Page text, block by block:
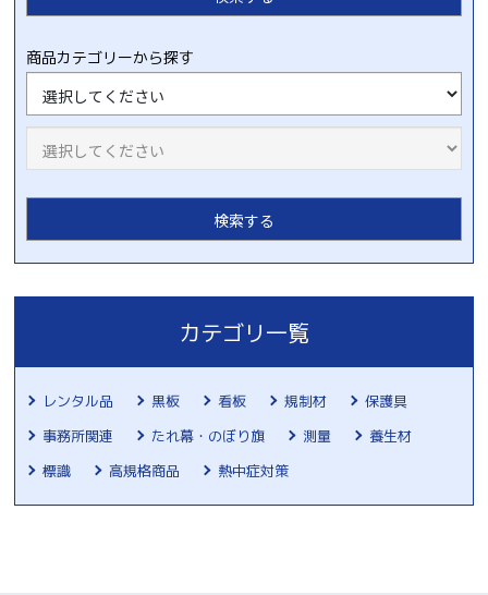
商品カテゴリーから探す
カテゴリ一覧
レンタル品 黒板 看板 規制材
保護具
事務所関連
たれ幕・のぼり旗 測量
養生材
標識
高規格商品 熱中症対策